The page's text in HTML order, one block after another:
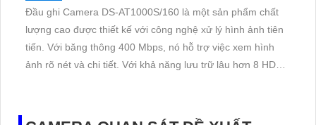
Đầu ghi Camera DS-AT1000S/160 là một sản phẩm chất
lượng cao được thiết kế với công nghệ xử lý hình ảnh tiên
tiến. Với băng thông 400 Mbps, nó hỗ trợ việc xem hình
ảnh rõ nét và chi tiết. Với khả năng lưu trữ lâu hơn 8 HDD,
ảnh thiếu sáng một cách hiệu quả